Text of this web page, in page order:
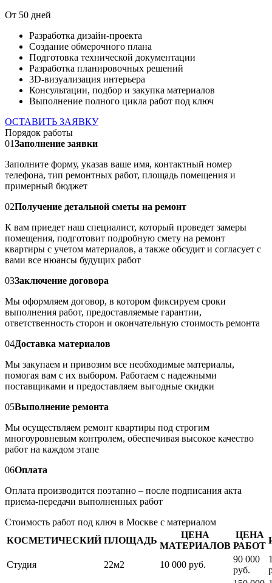
От 50 дней
Разработка дизайн-проекта
Создание обмерочного плана
Подготовка технической документации
Разработка планировочных решений
3D-визуализация интерьера
Консультации, подбор и закупка материалов
Выполнение полного цикла работ под ключ
ОСТАВИТЬ ЗАЯВКУ
Порядок работы
01Заполнение заявки
Заполните форму, указав ваше имя, контактный номер
телефона, тип ремонтных работ, площадь помещения и
примерный бюджет
02Получение детальной сметы на ремонт
К вам приедет наш специалист, который проведет замеры
помещения, подготовит подробную смету на ремонт
квартиры с учетом материалов, а также обсудит и согласует с
вами все нюансы будущих работ
03Заключение договора
Мы оформляем договор, в котором фиксируем сроки
выполнения работ, предоставляемые гарантии,
ответственность сторон и окончательную стоимость ремонта
04Доставка материалов
Мы закупаем и привозим все необходимые материалы,
помогая вам с их выбором. Работаем с надежными
поставщиками и предоставляем выгодные скидки
05Выполнение ремонта
Мы осуществляем ремонт квартиры под строгим
многоуровневым контролем, обеспечивая высокое качество
работ на каждом этапе
06Оплата
Оплата производится поэтапно – после подписания акта
приема-передачи выполненных работ
Стоимость работ под ключ в Москве с материалом
КОСМЕТИЧЕСКИЙ ПЛОЩАДЬ
ЦЕНА
МАТЕРИАЛОВ
ЦЕНА
РАБОТ
Студия 22м2 10 000 руб.
90 000
руб.